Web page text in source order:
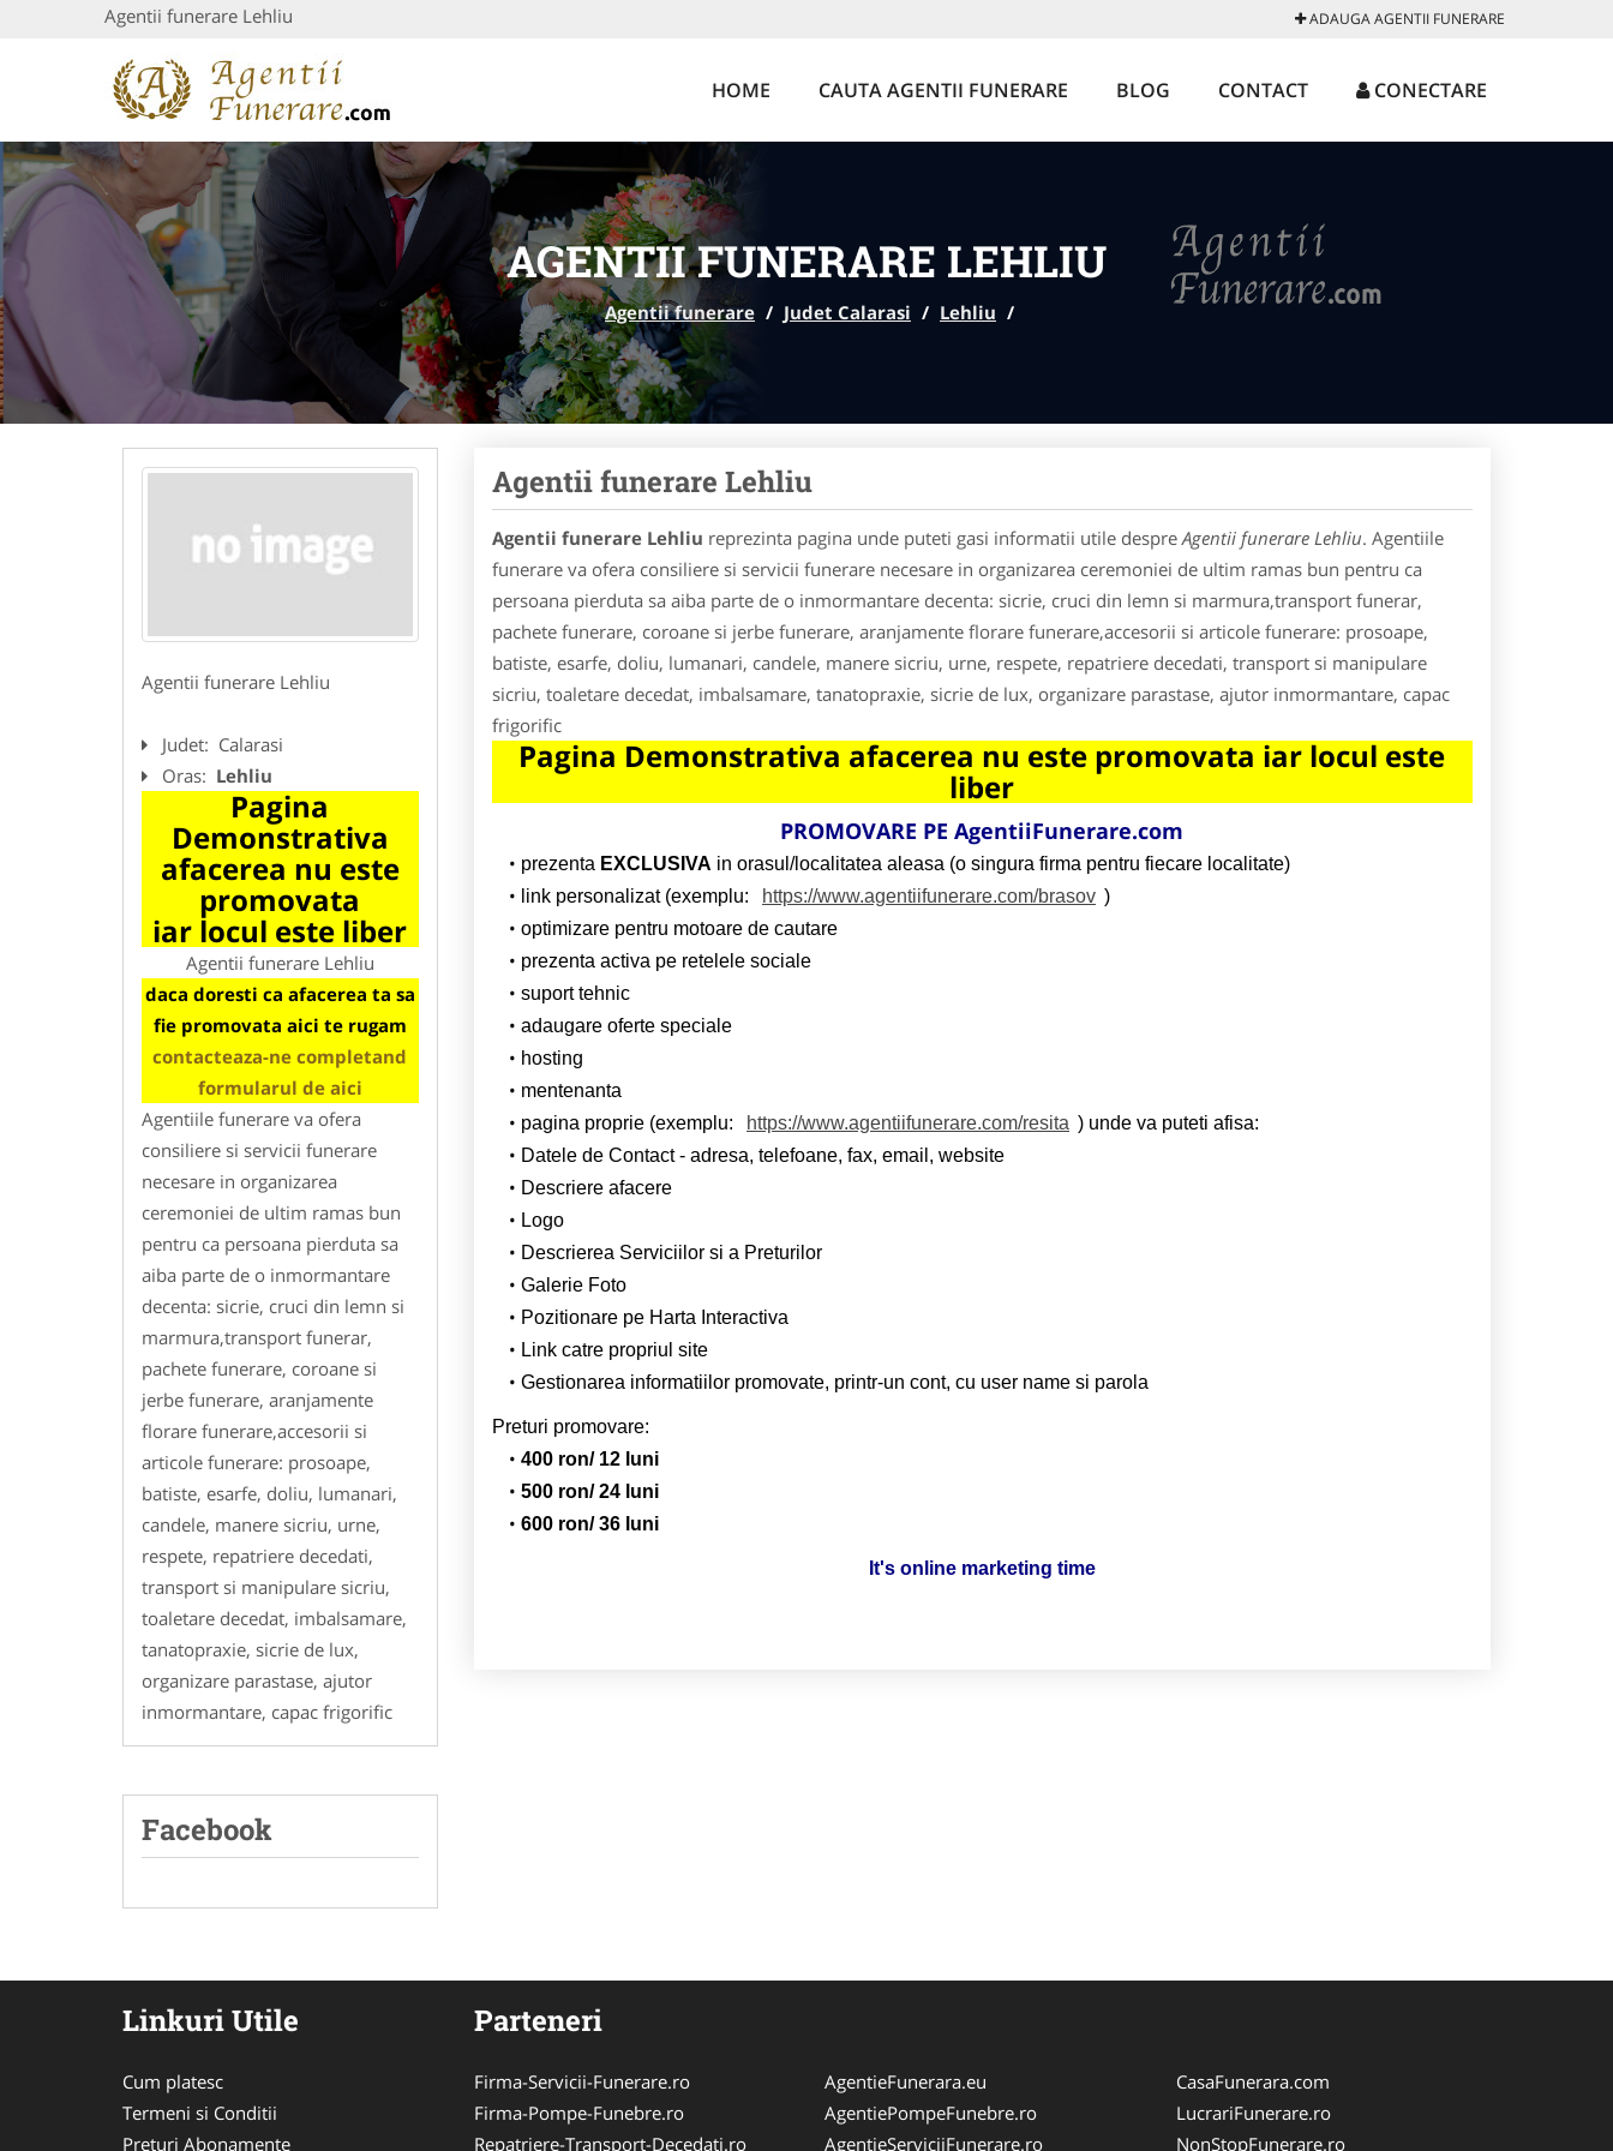
Agentii funerare Lehliu ADAUGA AGENTII FUNERARE
HOME CAUTA AGENTII FUNERARE BLOG CONTACT CONECTARE
AGENTII FUNERARE LEHLIU
Agentii funerare / Judet Calarasi / Lehliu /
Agentii funerare Lehliu
Judet: Calarasi
Oras: Lehliu
Pagina
Demonstrativa
afacerea nu este
promovata
iar locul este liber
Agentii funerare Lehliu
daca doresti ca afacerea ta sa
fie promovata aici te rugam
contacteaza-ne completand
formularul de aici
Agentiile funerare va ofera
consiliere si servicii funerare
necesare in organizarea
ceremoniei de ultim ramas bun
pentru ca persoana pierduta sa
aiba parte de o inmormantare
decenta: sicrie, cruci din lemn si
marmura,transport funerar,
pachete funerare, coroane si
jerbe funerare, aranjamente
florare funerare,accesorii si
articole funerare: prosoape,
batiste, esarfe, doliu, lumanari,
candele, manere sicriu, urne,
respete, repatriere decedati,
transport si manipulare sicriu,
toaletare decedat, imbalsamare,
tanatopraxie, sicrie de lux,
organizare parastase, ajutor
inmormantare, capac frigorific
Facebook
Agentii funerare Lehliu
Agentii funerare Lehliu reprezinta pagina unde puteti gasi informatii utile despreAgentii funerare Lehliu. Agentiile
funerare va ofera consiliere si servicii funerare necesare in organizarea ceremoniei de ultim ramas bun pentru ca
persoana pierduta sa aiba parte de o inmormantare decenta: sicrie, cruci din lemn si marmura,transport funerar,
pachete funerare, coroane si jerbe funerare, aranjamente florare funerare,accesorii si articole funerare: prosoape,
batiste, esarfe, doliu, lumanari, candele, manere sicriu, urne, respete, repatriere decedati, transport si manipulare
sicriu, toaletare decedat, imbalsamare, tanatopraxie, sicrie de lux, organizare parastase, ajutor inmormantare, capac
frigorific
Pagina Demonstrativa afacerea nu este promovata iar locul este
liber
PROMOVARE PE AgentiiFunerare.com
prezenta EXCLUSIVA in orasul/localitatea aleasa (o singura firma pentru fiecare localitate)
link personalizat (exemplu:
https://www.agentiifunerare.com/brasov )
optimizare pentru motoare de cautare
prezenta activa pe retelele sociale
suport tehnic
adaugare oferte speciale
hosting
mentenanta
pagina proprie (exemplu:
https://www.agentiifunerare.com/resita ) unde va puteti afisa:
Datele de Contact - adresa, telefoane, fax, email, website
Descriere afacere
Logo
Descrierea Serviciilor si a Preturilor
Galerie Foto
Pozitionare pe Harta Interactiva
Link catre propriul site
Gestionarea informatiilor promovate, printr-un cont, cu user name si parola
Preturi promovare:
400 ron/ 12 luni
500 ron/ 24 luni
600 ron/ 36 luni
It's online marketing time
Linkuri Utile
Cum platesc
Termeni si Conditii
Preturi Abonamente
Parteneri
Firma-Servicii-Funerare.ro
Firma-Pompe-Funebre.ro
Repatriere-Transport-Decedati.ro
AgentieFunerara.eu
AgentiePompeFunebre.ro
AgentieServiciiFunerare.ro
CasaFunerara.com
LucrariFunerare.ro
NonStopFunerare.ro